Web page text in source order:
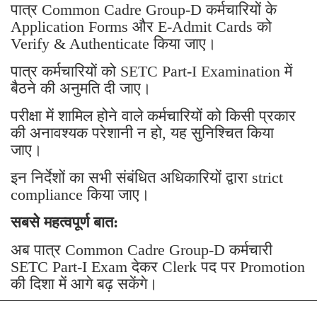
पात्र Common Cadre Group-D कर्मचारियों के
Application Forms और E-Admit Cards को
Verify & Authenticate किया जाए।
पात्र कर्मचारियों को SETC Part-I Examination में
बैठने की अनुमति दी जाए।
परीक्षा में शामिल होने वाले कर्मचारियों को किसी प्रकार
की अनावश्यक परेशानी न हो, यह सुनिश्चित किया
जाए।
इन निर्देशों का सभी संबंधित अधिकारियों द्वारा strict
compliance किया जाए।
सबसे महत्वपूर्ण बात:
अब पात्र Common Cadre Group-D कर्मचारी
SETC Part-I Exam देकर Clerk पद पर Promotion
की दिशा में आगे बढ़ सकेंगे।